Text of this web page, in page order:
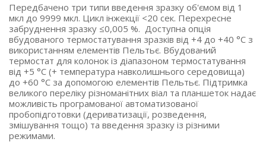
Передбачено три типи введення зразку об'ємом від 1
мкл до 9999 мкл. Цикл інжекції <20 сек. Перехресне
забруднення зразку ≤0,005 %. Доступна опція
вбудованого термостатування зразків від +4 до +40 °C з
використанням елементів Пельтьє. Вбудований
термостат для колонок із діапазоном термостатування
від +5 °C (+ температура навколишнього середовища)
до +60 °C за допомогою елементів Пельтьє. Підтримка
великого переліку різноманітних віал та планшеток надає
можливість програмованої автоматизованої
пробопідготовки (дериватизації, розведення,
змішування тощо) та введення зразку із різними
режимами.